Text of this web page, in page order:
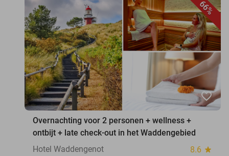
66%
favorite_border
Overnachting voor 2 personen + wellness +
ontbijt + late check-out in het Waddengebied
Hotel Waddengenot
8.6 star